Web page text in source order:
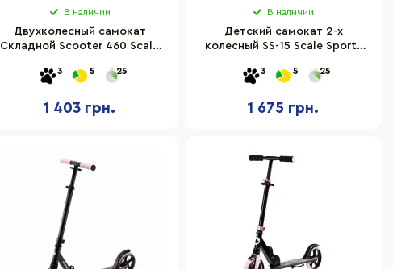
В наличии
Двухколесный самокат
Складной Scooter 460 Scale
3 5 25
1 403 грн.
В наличии
Детский самокат 2-х
колесный SS-15 Scale Sports
3 5 25
1 675 грн.